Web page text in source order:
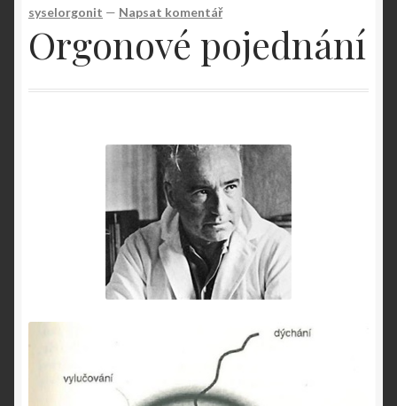
Košík
Pokladna
syselorgonit — Napsat komentář
Orgonové pojednání